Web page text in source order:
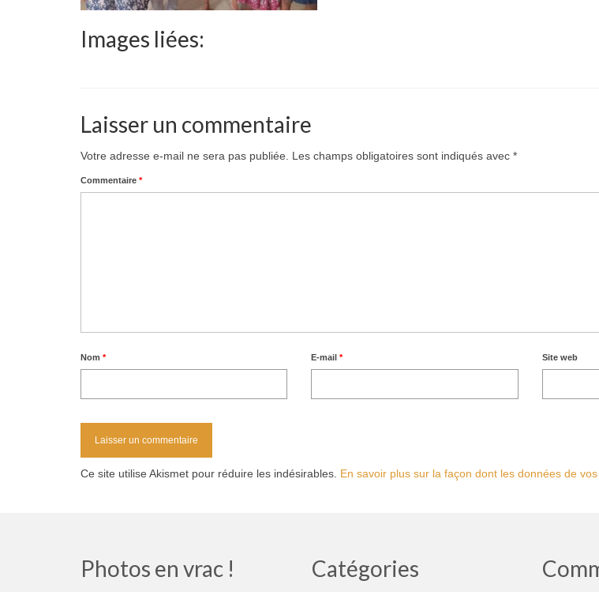
Images liées:
Laisser un commentaire
Votre adresse e-mail ne sera pas publiée. Les champs obligatoires sont indiqués avec *
Commentaire *
Nom * E-mail* Site web
Ce site utilise Akismet pour réduire les indésirables. En savoir plus sur la façon dont les données de
Photos en vrac ! Catégories